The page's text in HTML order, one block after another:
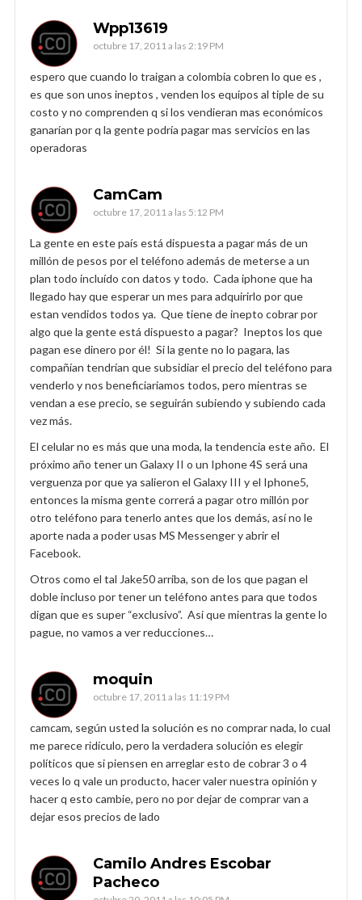
Wpp13619
octubre 17, 2011 a las 2:19 PM
espero que cuando lo traigan a colombia cobren lo que es ,
es que son unos ineptos , venden los equipos al tiple de su
costo y no comprenden q si los vendieran mas económicos
ganarían por q la gente podría pagar mas servicios en las
operadoras
CamCam
octubre 17, 2011 a las 5:12 PM
La gente en este país está dispuesta a pagar más de un
millón de pesos por el teléfono además de meterse a un
plan todo incluído con datos y todo. Cada iphone que ha
llegado hay que esperar un mes para adquirirlo por que
estan vendidos todos ya. Que tiene de inepto cobrar por
algo que la gente está dispuesto a pagar? Ineptos los que
pagan ese dinero por él! Si la gente no lo pagara, las
compañían tendrían que subsidiar el precio del teléfono para
venderlo y nos beneficiariamos todos, pero mientras se
vendan a ese precio, se seguirán subiendo y subiendo cada
vez más.
El celular no es más que una moda, la tendencia este año. El
próximo año tener un Galaxy II o un Iphone 4S será una
verguenza por que ya salieron el Galaxy III y el Iphone5,
entonces la misma gente correrá a pagar otro millón por
otro teléfono para tenerlo antes que los demás, así no le
aporte nada a poder usas MS Messenger y abrir el
Facebook.
Otros como el tal Jake50 arriba, son de los que pagan el
doble incluso por tener un teléfono antes para que todos
digan que es super “exclusivo”. Asi que mientras la gente lo
pague, no vamos a ver reducciones…
moquin
octubre 17, 2011 a las 11:19 PM
camcam, según usted la solución es no comprar nada, lo cual
me parece ridículo, pero la verdadera solución es elegir
políticos que si piensen en arreglar esto de cobrar 3 o 4
veces lo q vale un producto, hacer valer nuestra opinión y
hacer q esto cambie, pero no por dejar de comprar van a
dejar esos precios de lado
Camilo Andres Escobar
Pacheco